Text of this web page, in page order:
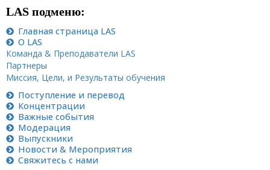
LAS подменю:
Главная страница LAS
О LAS
Команда & Преподаватели LAS
Пaртнеры
Миссия, Цели, и Результаты обучения
Поступление и перевод
Концентрации
Важные события
Moдерация
Выпускники
Новости & Мероприятия
Свяжитесь с нами